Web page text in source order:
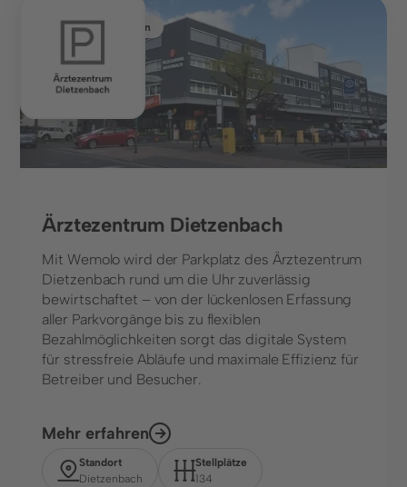
Gesundheitswesen
Ärztezentrum Dietzenbach
Mit Wemolo wird der Parkplatz des Ärztezentrum
Dietzenbach rund um die Uhr zuverlässig
bewirtschaftet – von der lückenlosen Erfassung
aller Parkvorgänge bis zu flexiblen
Bezahlmöglichkeiten sorgt das digitale System
für stressfreie Abläufe und maximale Effizienz für
Betreiber und Besucher.
Mehr erfahren
Standort
Dietzenbach
Stellplätze
134